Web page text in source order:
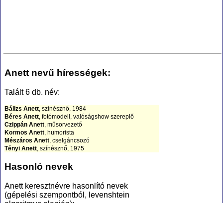
Anett nevű hírességek:
Talált 6 db. név:
Bálizs Anett , színésznő, 1984
Béres Anett , fotómodell, valóságshow szereplő
Czippán Anett , műsorvezető
Kormos Anett , humorista
Mészáros Anett , cselgáncsozó
Tényi Anett , színésznő, 1975
Hasonló nevek
Anett keresztnévre hasonlító nevek
(gépelési szempontból, levenshtein